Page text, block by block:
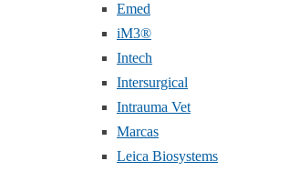
Emed
iM3®️
Intech
Intersurgical
Intrauma Vet
Marcas
Leica Biosystems